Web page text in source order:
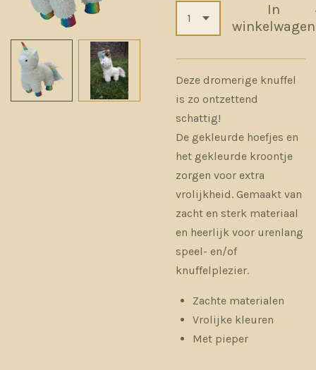
In
winkelwagen
Deze dromerige knuffel
is zo ontzettend
schattig!
De gekleurde hoefjes en
het gekleurde kroontje
zorgen voor extra
vrolijkheid. Gemaakt van
zacht en sterk materiaal
en heerlijk voor urenlang
speel- en/of
knuffelplezier.
Zachte materialen
Vrolijke kleuren
Met pieper